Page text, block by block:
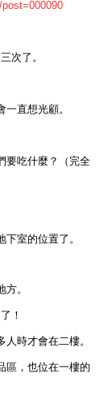
次了。
直想光顧。
要吃什麼？（完全
室的位置了。
。
！
時才會在二樓。
區，也位在一樓的